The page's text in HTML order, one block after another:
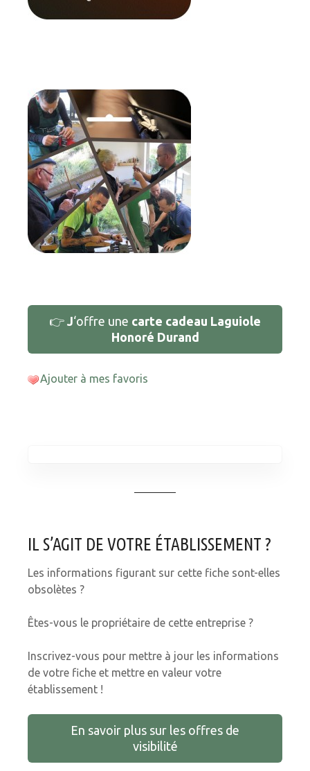
👉 J‘offre une carte cadeau Laguiole
Honoré Durand
Ajouter à mes favoris
IL S’AGIT DE VOTRE ÉTABLISSEMENT ?
Les informations figurant sur cette fiche sont-elles
obsolètes ?
Êtes-vous le propriétaire de cette entreprise ?
Inscrivez-vous pour mettre à jour les informations
de votre fiche et mettre en valeur votre
établissement !
En savoir plus sur les offres de
visibilité